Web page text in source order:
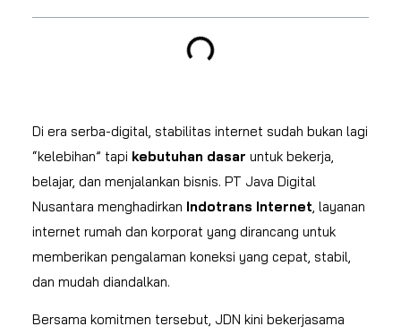
Di era serba-digital, stabilitas internet sudah bukan lagi
“kelebihan” tapi kebutuhan dasar untuk bekerja,
belajar, dan menjalankan bisnis. PT Java Digital
Nusantara menghadirkan Indotrans Internet , layanan
internet rumah dan korporat yang dirancang untuk
memberikan pengalaman koneksi yang cepat, stabil,
dan mudah diandalkan.
Bersama komitmen tersebut, JDN kini bekerjasama